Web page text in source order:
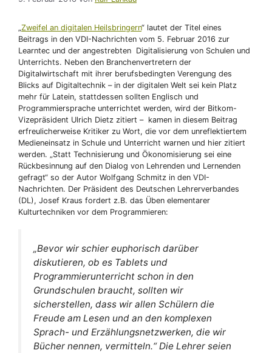
„Zweifel an digitalen Heilsbringern“ lautet der Titel eines
Beitrags in den VDI-Nachrichten vom 5. Februar 2016 zur
Learntec und der angestrebten Digitalisierung von Schulen und
Unterrichts. Neben den Branchenvertretern der
Digitalwirtschaft mit ihrer berufsbedingten Verengung des
Blicks auf Digitaltechnik – in der digitalen Welt sei kein Platz
mehr für Latein, stattdessen sollten Englisch und
Programmiersprache unterrichtet werden, wird der Bitkom-
Vizepräsident Ulrich Dietz zitiert – kamen in diesem Beitrag
erfreulicherweise Kritiker zu Wort, die vor dem unreflektiertem
Medieneinsatz in Schule und Unterricht warnen und hier zitiert
werden. „Statt Technisierung und Ökonomisierung sei eine
Rückbesinnung auf den Dialog von Lehrenden und Lernenden
gefragt“ so der Autor Wolfgang Schmitz in den VDI-
Nachrichten. Der Präsident des Deutschen Lehrerverbandes
(DL), Josef Kraus fordert z.B. das Üben elementarer
Kulturtechniken vor dem Programmieren:
„Bevor wir schier euphorisch darüber
diskutieren, ob es Tablets und
Programmierunterricht schon in den
Grundschulen braucht, sollten wir
sicherstellen, dass wir allen Schülern die
Freude am Lesen und an den komplexen
Sprach- und Erzählungsnetzwerken, die wir
Bücher nennen, vermitteln.“ Die Lehrer seien